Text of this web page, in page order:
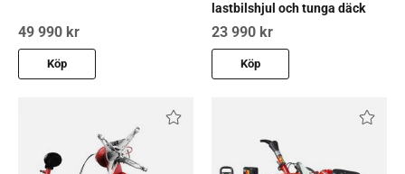
49 990 kr
Köp
lastbilshjul och tunga däck
23 990 kr
Köp